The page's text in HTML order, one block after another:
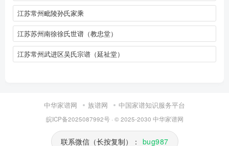
江苏常州毗陵孙氏家乘
江苏苏州南徐徐氏世谱（教忠堂）
江苏常州武进区吴氏宗谱（延祉堂）
中华家谱网 族谱网 中国家谱知识服务平台
皖ICP备2025087992号· © 2025-2030 中华家谱网
联系微信（长按复制）： bug987